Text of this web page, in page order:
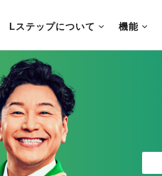
Lステップについて 機能